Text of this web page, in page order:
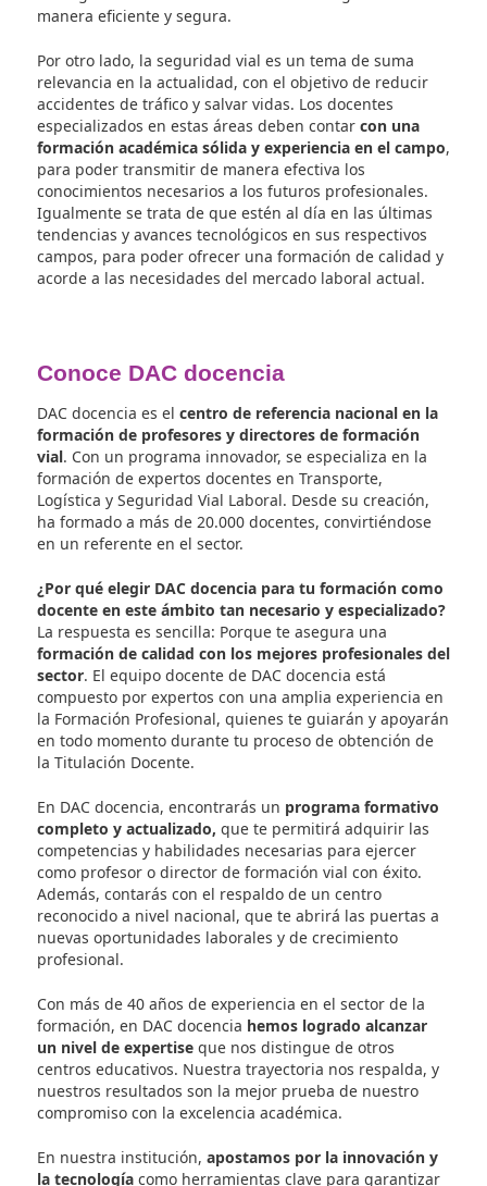
efecto invernadero.
También es importante esta formación para
número de accidentes de tráfico y garantizar la
seguridadde todos los usuarios de la vía. Conocer
normas de circulación, aprender a respetar a los
conductores y peatones, y saber cómo actuar en
situaciones de riesgo son conocimientos que
ciudadanos deberían adquirir.
En la actualidad, lademanda de docentes
ha experimentado un notable aumento debido a la
importancia que juegan estas áreas en el
la sociedad y la economía. El sector del transporte
logística es fundamental en cualquier país, ya que
encargado de mover mercancías de un lugar a
manera eficiente y segura.
Por otro lado, la seguridad vial es un tema de
relevancia en la actualidad, con el objetivo de
accidentes de tráfico y salvar vidas. Los docentes
especializados en estas áreas deben contar
formación académica sólida y experiencia en el
para poder transmitir de manera efectiva los
conocimientos necesarios a los futuros
tendencias y avances tecnológicos en sus
campos, para poder ofrecer una formación de
acorde a las necesidades del mercado laboral
Conoce DAC docencia
DAC docencia es elcentro de referencia nacional
formación de profesores y directores de
vial. Con un programa innovador, se especializa
formación de expertos docentes en Transporte,
Logística y Seguridad Vial Laboral. Desde su
ha formado a más de 20.000 docentes,
en un referente en el sector.